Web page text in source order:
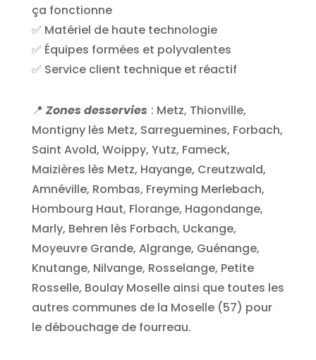
ça fonctionne
✅ Matériel de haute technologie
✅ Équipes formées et polyvalentes
✅ Service client technique et réactif
📍 Zones desservies : Metz, Thionville,
Montigny lès Metz, Sarreguemines, Forbach,
Saint Avold, Woippy, Yutz, Fameck,
Maizières lès Metz, Hayange, Creutzwald,
Amnéville, Rombas, Freyming Merlebach,
Hombourg Haut, Florange, Hagondange,
Marly, Behren lès Forbach, Uckange,
Moyeuvre Grande, Algrange, Guénange,
Knutange, Nilvange, Rosselange, Petite
Rosselle, Boulay Moselle ainsi que toutes les
autres communes de la Moselle (57) pour
le débouchage de fourreau.